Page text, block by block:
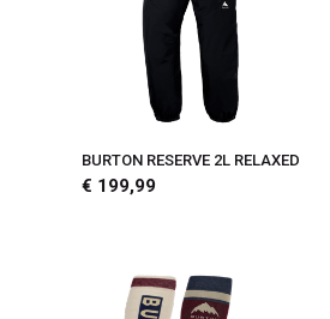
BURTON RESERVE 2L RELAXED
€ 199,99